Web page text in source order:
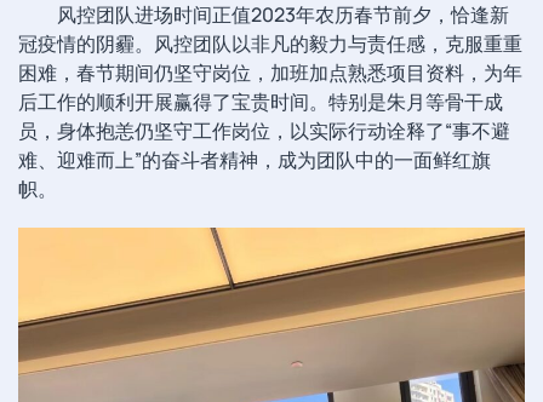
风控团队进场时间正值2023年农历春节前夕，恰逢新
冠疫情的阴霾。风控团队以非凡的毅力与责任感，克服重重
困难，春节期间仍坚守岗位，加班加点熟悉项目资料，为年
后工作的顺利开展赢得了宝贵时间。特别是朱月等骨干成
员，身体抱恙仍坚守工作岗位，以实际行动诠释了“事不避
难、迎难而上”的奋斗者精神，成为团队中的一面鲜红旗
帜。